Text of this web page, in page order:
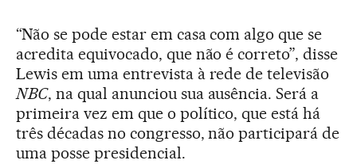
“Não se pode estar em casa com algo que se
acredita equivocado, que não é correto”, disse
Lewis em uma entrevista à rede de televisão
NBC, na qual anunciou sua ausência. Será a
primeira vez em que o político, que está há
três décadas no congresso, não participará de
uma posse presidencial.